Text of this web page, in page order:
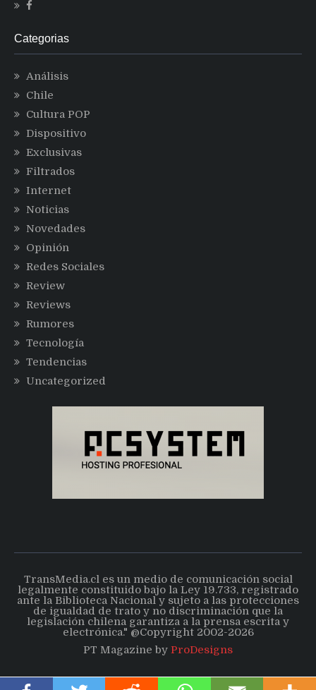
Categorias
Análisis
Chile
Cultura POP
Dispositivo
Exclusivas
Filtrados
Internet
Noticias
Novedades
Opinión
Redes Sociales
Review
Reviews
Rumores
Tecnología
Tendencias
Uncategorized
TransMedia.cl es un medio de comunicación social
legalmente constituido bajo la Ley 19.733, registrado
ante la Biblioteca Nacional y sujeto a las protecciones
de igualdad de trato y no discriminación que la
legislación chilena garantiza a la prensa escrita y
electrónica." @Copyright 2002-2026
PT Magazine by ProDesigns